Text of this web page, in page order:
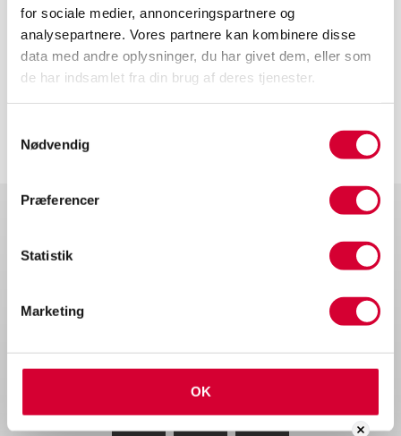
for sociale medier, annonceringspartnere og
analysepartnere. Vores partnere kan kombinere disse
data med andre oplysninger, du har givet dem, eller som
de har indsamlet fra din brug af deres tjenester.
Nødvendig
Præferencer
Statistik
Marketing
OK
kontakt@viktech.dk
70 20 90 43